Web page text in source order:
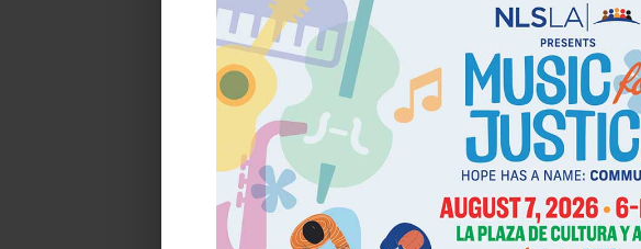
13327 Van Nuys Blvd
Pacoima, CA 91331
获得说明和帮助
El Monte
3629 Santa Anita Ave